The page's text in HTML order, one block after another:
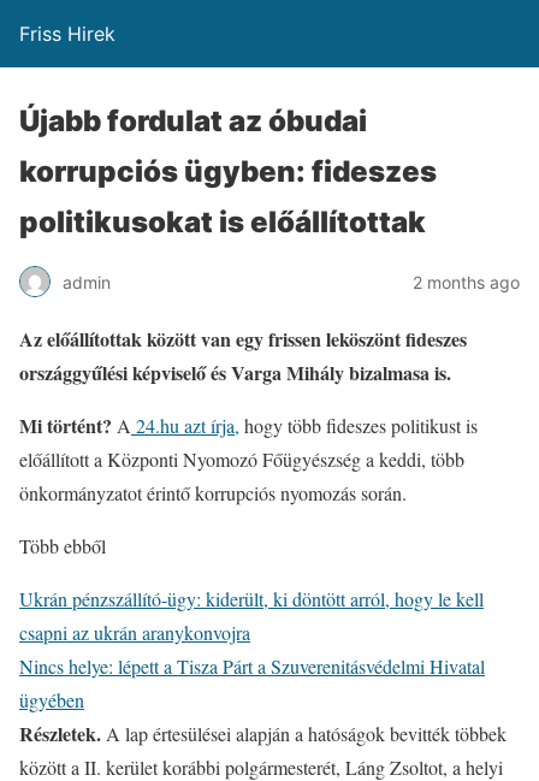
Friss Hirek
Újabb fordulat az óbudai
korrupciós ügyben: fideszes
politikusokat is előállítottak
admin 2 months ago
Az előállítottak között van egy frissen leköszönt fideszes
országgyűlési képviselő és Varga Mihály bizalmasa is.
Mi történt? A 24.hu azt írja, hogy több fideszes politikust is
előállított a Központi Nyomozó Főügyészség a keddi, több
önkormányzatot érintő korrupciós nyomozás során.
Több ebből
Ukrán pénzszállító-ügy: kiderült, ki döntött arról, hogy le kell
csapni az ukrán aranykonvojra
Nincs helye: lépett a Tisza Párt a Szuverenitásvédelmi Hivatal
ügyében
Részletek. A lap értesülései alapján a hatóságok bevitték többek
között a II. kerület korábbi polgármesterét, Láng Zsoltot, a helyi